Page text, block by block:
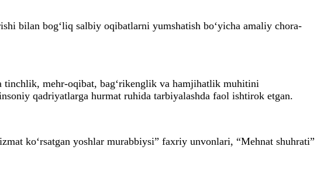
bilan bog‘liq salbiy oqibatlarni yumshatish bo‘yicha amaliy chora-
tinchlik, mehr-oqibat, bag‘rikenglik va hamjihatlik muhitini
qadriyatlarga hurmat ruhida tarbiyalashda faol ishtirok etgan.
ko‘rsatgan yoshlar murabbiysi” faxriy unvonlari, “Mehnat shuhrati”